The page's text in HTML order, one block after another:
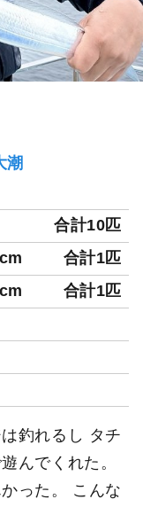
潮
合計10匹
合計1匹
合計1匹
釣れるし タチ
んでくれた。
った。 こんな